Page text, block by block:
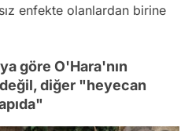
enfekte olanlardan birine
göre O'Hara'nın
diğer "heyecan